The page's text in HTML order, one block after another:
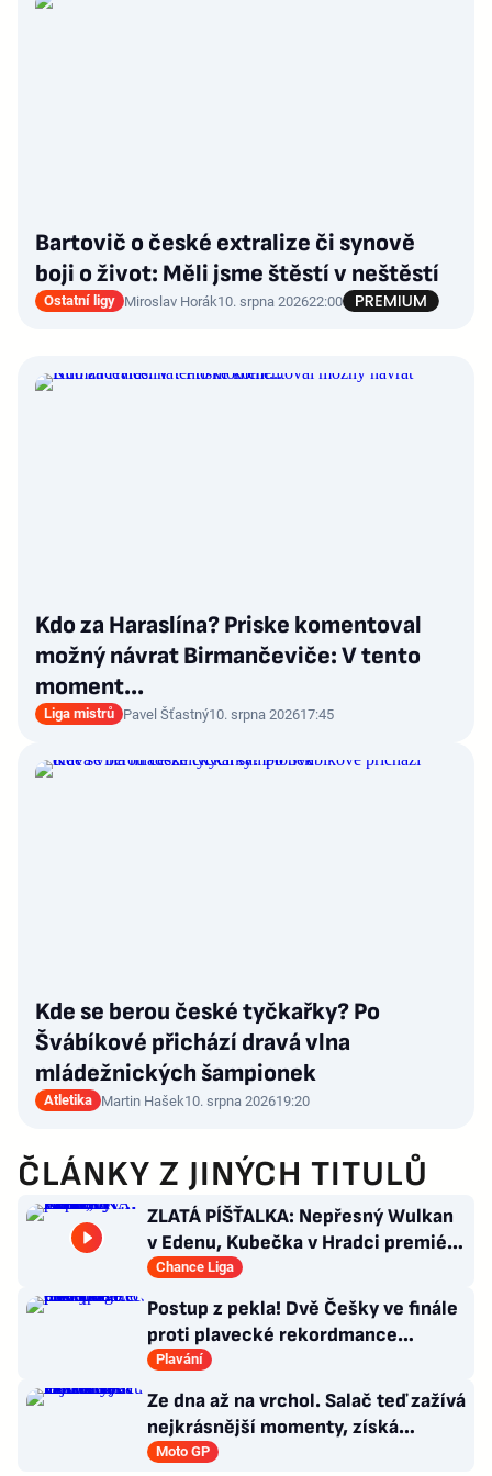
Bartovič o české extralize či synově
boji o život: Měli jsme štěstí v neštěstí
Ostatní ligy Miroslav Horák10. srpna 202622:00
Kdo za Haraslína? Priske komentoval
možný návrat Birmančeviče: V tento
moment...
Liga mistrů Pavel Šťastný10. srpna 202617:45
Kde se berou české tyčkařky? Po
Švábíkové přichází dravá vlna
mládežnických šampionek
Atletika Martin Hašek10. srpna 202619:20
ČLÁNKY Z JINÝCH TITULŮ
ZLATÁ PÍŠŤALKA: Nepřesný Wulkan
v Edenu, Kubečka v Hradci premiéru
zvládl, byť…
Chance Liga
Postup z pekla! Dvě Češky ve finále
proti plavecké rekordmance
Steenbergenové: Je to mazec
Plavání
Ze dna až na vrchol. Salač teď zažívá
nejkrásnější momenty, získá
smlouvu v MotoGP?
Moto GP